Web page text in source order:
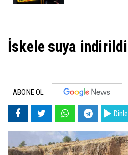
İskele suya indirildi
ABONE OL
Dinle